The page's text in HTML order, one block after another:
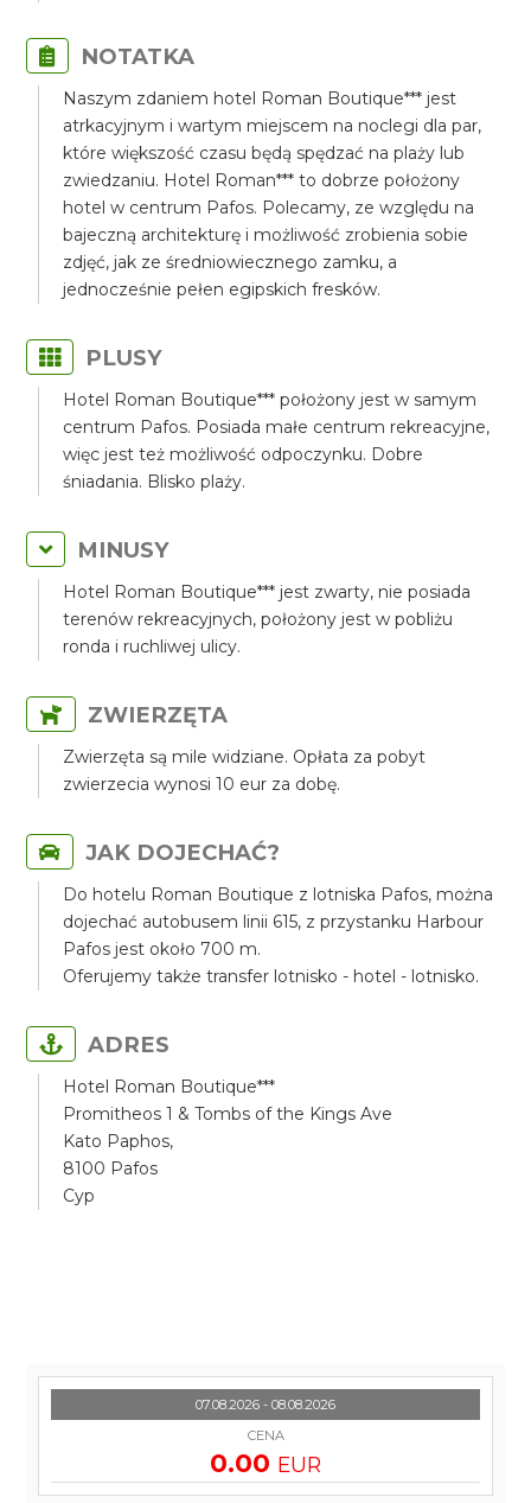
NOTATKA
Naszym zdaniem hotel Roman Boutique*** jest
atrkacyjnym i wartym miejscem na noclegi dla par,
które większość czasu będą spędzać na plaży lub
zwiedzaniu. Hotel Roman*** to dobrze położony
hotel w centrum Pafos. Polecamy, ze względu na
bajeczną architekturę i możliwość zrobienia sobie
zdjęć, jak ze średniowiecznego zamku, a
jednocześnie pełen egipskich fresków.
PLUSY
Hotel Roman Boutique*** położony jest w samym
centrum Pafos. Posiada małe centrum rekreacyjne,
więc jest też możliwość odpoczynku. Dobre
śniadania. Blisko plaży.
MINUSY
Hotel Roman Boutique*** jest zwarty, nie posiada
terenów rekreacyjnych, położony jest w pobliżu
ronda i ruchliwej ulicy.
ZWIERZĘTA
Zwierzęta są mile widziane. Opłata za pobyt
zwierzecia wynosi 10 eur za dobę.
JAK DOJECHAĆ?
Do hotelu Roman Boutique z lotniska Pafos, można
dojechać autobusem linii 615, z przystanku Harbour
Pafos jest około 700 m.
Oferujemy także transfer lotnisko - hotel - lotnisko.
ADRES
Hotel Roman Boutique***
Promitheos 1 & Tombs of the Kings Ave
Kato Paphos,
8100 Pafos
Cyp
07.08.2026 - 08.08.2026
CENA
0.00 EUR